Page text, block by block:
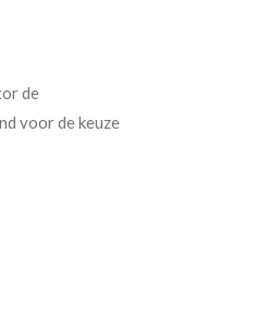
de
voor de keuze